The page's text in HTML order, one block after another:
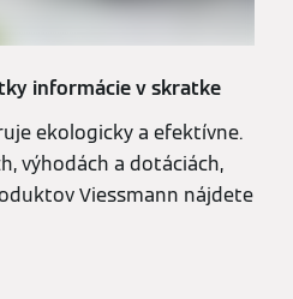
informácie v skratke
ekologicky a efektívne.
výhodách a dotáciách,
Viessmann nájdete